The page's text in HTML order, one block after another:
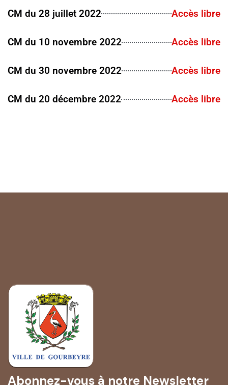
CM du 28 juillet 2022 Accès libre
CM du 10 novembre 2022 Accès libre
CM du 30 novembre 2022 Accès libre
CM du 20 décembre 2022 Accès libre
Abonnez-vous à notre Newsletter